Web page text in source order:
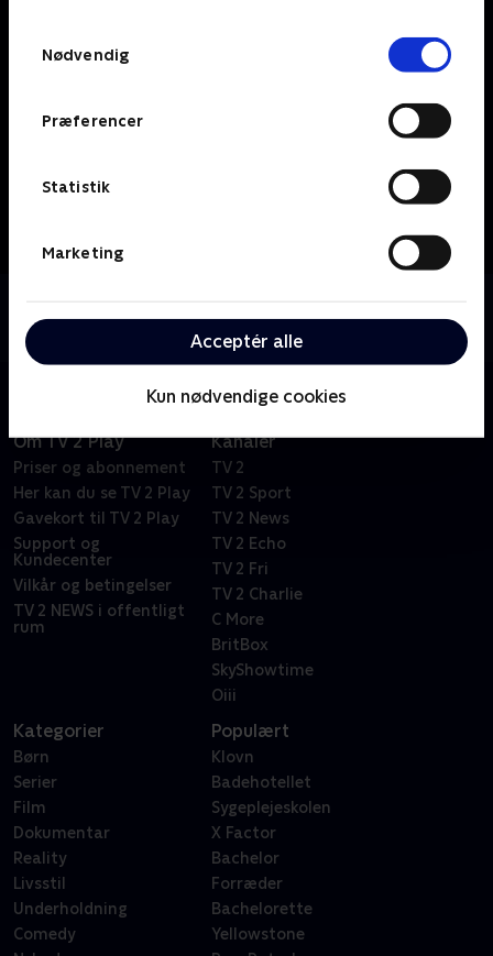
Nødvendig
Præferencer
Statistik
Marketing
Acceptér alle
Kun nødvendige cookies
Se 19.30-nyhederne fra TV2 Nord.
Om TV 2 Play
Priser og abonnement
Her kan du se TV 2 Play
Gavekort til TV 2 Play
Support og
Kundecenter
Vilkår og betingelser
TV 2 NEWS i offentligt
rum
Kanaler
TV 2
TV 2 Sport
TV 2 News
TV 2 Echo
TV 2 Fri
TV 2 Charlie
C More
BritBox
SkyShowtime
Oiii
Kategorier
Børn
Serier
Film
Dokumentar
Reality
Livsstil
Underholdning
Comedy
Populært
Klovn
Badehotellet
Sygeplejeskolen
X Factor
Bachelor
Forræder
Bachelorette
Yellowstone